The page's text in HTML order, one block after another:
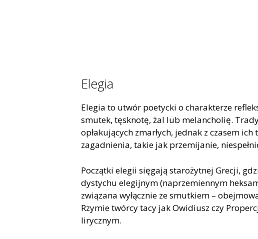
Elegia
Elegia to utwór poetycki o charakterze
smutek, tęsknotę, żal lub melancholię.
opłakujących zmarłych, jednak z czasem
zagadnienia, takie jak przemijanie,
Początki elegii sięgają starożytnej Grecji,
dystychu elegijnym (naprzemiennym
związana wyłącznie ze smutkiem –
Rzymie twórcy tacy jak Owidiusz czy
lirycznym.